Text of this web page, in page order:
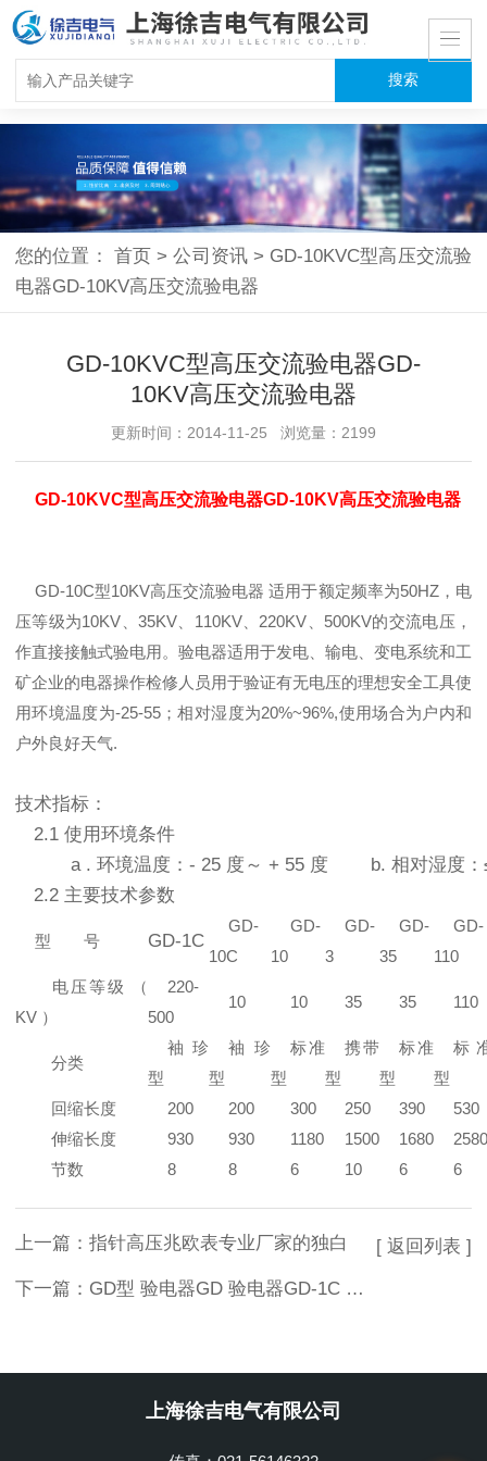
您的位置： 首页 > 公司资讯 > GD-10KVC型高压交流验
电器GD-10KV高压交流验电器
GD-10KVC型高压交流验电器GD-
10KV高压交流验电器
更新时间：2014-11-25 浏览量：2199
GD-10KVC型高压交流验电器GD-10KV高压交流验电器
GD-10C型10KV高压交流验电器 适用于额定频率为50HZ，电
压等级为10KV、35KV、110KV、220KV、500KV的交流电压，
作直接接触式验电用。验电器适用于发电、输电、变电系统和工
矿企业的电器操作检修人员用于验证有无电压的理想安全工具使
用环境温度为-25-55；相对湿度为20%~96%,使用场合为户内和
户外良好天气.
技术指标：
2.1 使用环境条件
a . 环境温度：- 25 度～ + 55 度 b. 相对湿度：
2.2 主要技术参数
型 号 GD-1C
GD-
10C
GD-
10
GD-
3
GD-
35
GD-
110
电压等级 （
KV ）
220-
500
10 10 35 35 110
分类
袖珍
型
袖珍
型
标准
型
携带
型
标准
型
标
型
回缩长度
200 200 300 250 390
530
伸缩长度
930 930 1180 1500 1680
2580
节数
8 8 6 10 6 6
上一篇： 指针高压兆欧表专业厂家的独白
下一篇： GD型 验电器GD 验电器GD-1C 400V低压交流验电器
[ 返回列表 ]
上海徐吉电气有限公司